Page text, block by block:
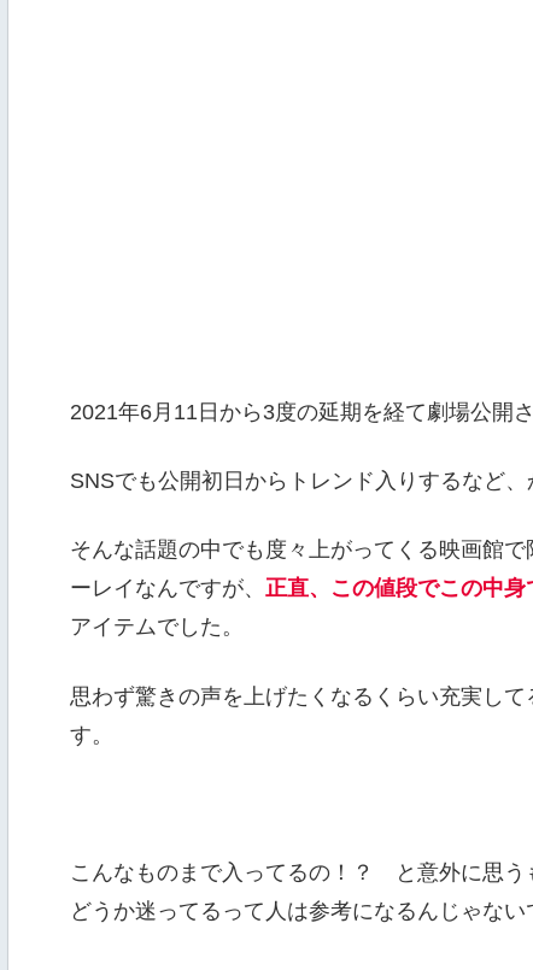
2021年6月11日から3度の延期を経て劇場公開
SNSでも公開初日からトレンド入りするなど、
そんな話題の中でも度々上がってくる映画館
ーレイなんですが、 正直、この値段でこの中身
アイテムでした。
思わず驚きの声を上げたくなるくらい充実し
す。
こんなものまで入ってるの！？ と意外に思
どうか迷ってるって人は参考になるんじゃない